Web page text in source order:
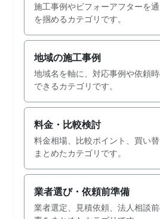
施工事例やビフォーアフターを
を掴めるカテゴリです。
地域の施工事例
地域名を軸に、対応事例や依頼
できるカテゴリです。
料金・比較検討
料金相場、比較ポイント、買い
まとめたカテゴリです。
業者選び・依頼前準備
業者選定、見積依頼、法人相談